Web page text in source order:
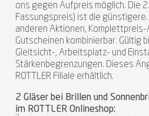
ons gegen Aufpreis möglich. Die
Fassungspreis) ist die
anderen Aktionen,
Gutscheinen kombinierbar. Gültig
Gleitsicht-, Arbeitsplatz- und
Stärkenbegrenzungen. Dieses
ROTTLER Filiale erhältlich.
2 Gläser bei Brillen und
im ROTTLER Onlineshop: